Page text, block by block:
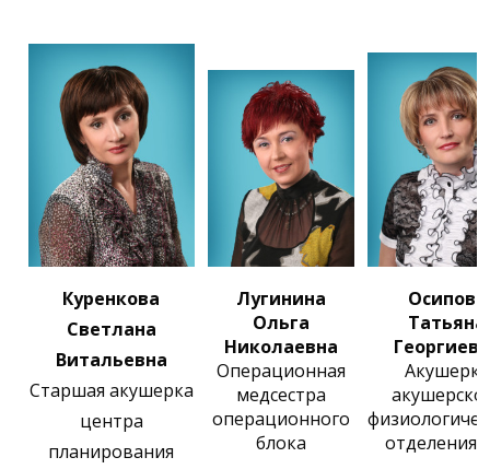
Куренкова
Светлана
Витальевна
Старшая акушерка
центра
планирования
Лугинина
Ольга
Николаевна
Операционная
медсестра
операционного
блока
Осипова
Татьяна
Акушерка
отделения